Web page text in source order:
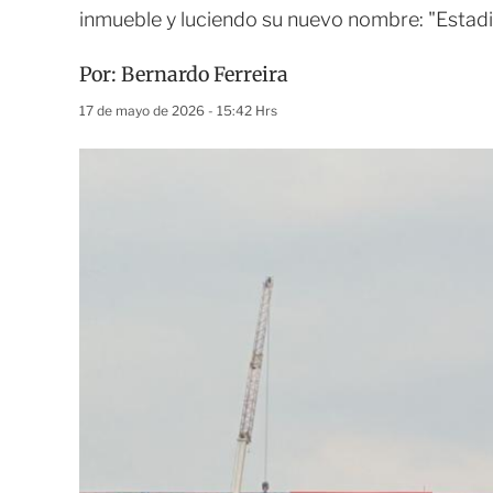
inmueble y luciendo su nuevo nombre:
Por: Bernardo Ferreira
17 de mayo de 2026 - 15:42 Hrs